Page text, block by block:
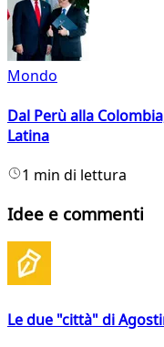
Mondo
Dal Perù alla
Latina
1 min di lettura
Idee e commenti
Le due "città" di